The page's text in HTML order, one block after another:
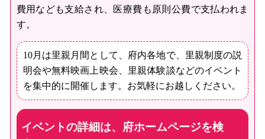
費用なども支給され、医療費も原則公費で支払われま
す。
10月は里親月間として、府内各地で、里親制度の説
明会や無料映画上映会、里親体験談などのイベント
を集中的に開催します。お気軽にお越しください。
イベントの詳細は、府ホームページを検